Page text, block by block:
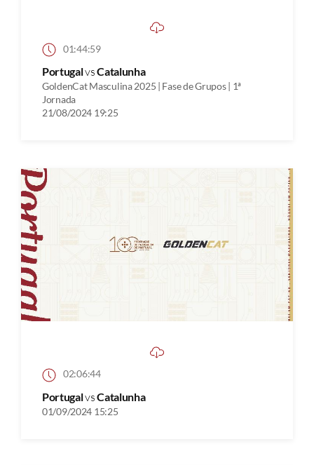
01:44:59
PortugalvsCatalunha
GoldenCat Masculina 2025 | Fase de Grupos | 1ª
Jornada
21/08/2024 19:25
02:06:44
PortugalvsCatalunha
01/09/2024 15:25